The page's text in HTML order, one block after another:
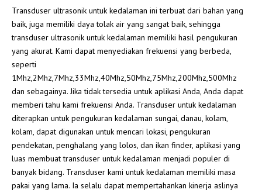
Transduser ultrasonik untuk kedalaman ini terbuat dari bahan yang
baik, juga memiliki daya tolak air yang sangat baik, sehingga
transduser ultrasonik untuk kedalaman memiliki hasil pengukuran
yang akurat. Kami dapat menyediakan frekuensi yang berbeda,
seperti
1Mhz,2Mhz,7Mhz,33Mhz,40Mhz,50Mhz,75Mhz,200Mhz,500Mhz
dan sebagainya. Jika tidak tersedia untuk aplikasi Anda, Anda dapat
memberi tahu kami frekuensi Anda. Transduser untuk kedalaman
diterapkan untuk pengukuran kedalaman sungai, danau, kolam,
kolam, dapat digunakan untuk mencari lokasi, pengukuran
pendekatan, penghalang yang lolos, dan ikan finder, aplikasi yang
luas membuat transduser untuk kedalaman menjadi populer di
banyak bidang. Transduser kami untuk kedalaman memiliki masa
pakai yang lama. Ia selalu dapat mempertahankan kinerja aslinya